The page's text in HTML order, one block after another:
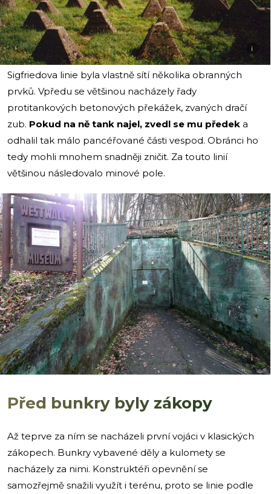
i
Sigfriedova linie byla vlastně sítí několika obranných
prvků. Vpředu se většinou nacházely řady
protitankových betonových překážek, zvaných dračí
zub. Pokud na ně tank najel, zvedl se mu předek a
odhalil tak málo pancéřované části vespod. Obránci ho
tedy mohli mnohem snadněji zničit. Za touto linií
většinou následovalo minové pole.
i
Před bunkry byly zákopy
Až teprve za ním se nacházeli první vojáci v klasických
zákopech. Bunkry vybavené děly a kulomety se
nacházely za nimi. Konstruktéři opevnění se
samozřejmě snažili využít i terénu, proto se linie podle